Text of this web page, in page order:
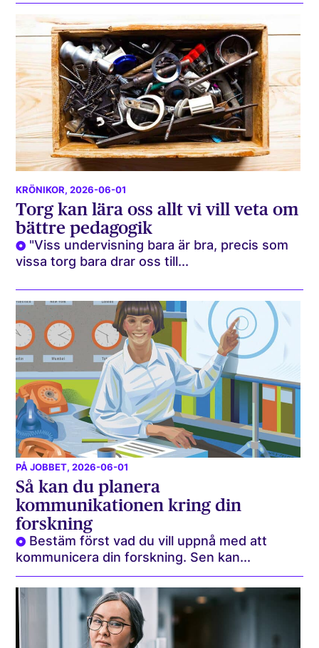
KRÖNIKOR, 2026-06-01
Torg kan lära oss allt vi vill veta om
bättre pedagogik
"Viss undervisning bara är bra, precis som
vissa torg bara drar oss till...
PÅ JOBBET, 2026-06-01
Så kan du planera
kommunikationen kring din
forskning
Bestäm först vad du vill uppnå med att
kommunicera din forskning. Sen kan...